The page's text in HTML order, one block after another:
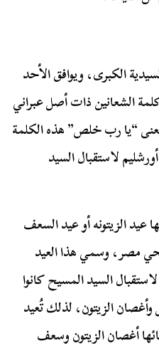
الكبرى، ويوافق الأحد
الشعانين ذات أصل عبراني
“يا رب خلص” هذه الكلمة
لاستقبال السيد
عيد الزيتونه أو عيد السعف
مصر، وسمي هذا العيد
السيد المسيح كانوا
الزيتون، لذلك تُعيد
أغصان الزيتون وسعف